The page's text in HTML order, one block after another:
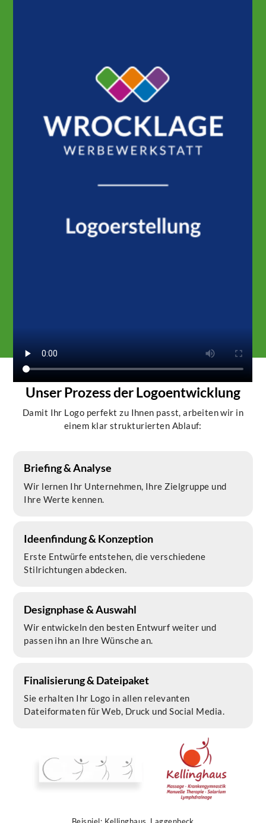
Unser Prozess der Logoentwicklung
Damit Ihr Logo perfekt zu Ihnen passt, arbeiten wir in
einem klar strukturierten Ablauf:
Briefing & Analyse
Wir lernen Ihr Unternehmen, Ihre Zielgruppe und
Ihre Werte kennen.
Ideenfindung & Konzeption
Erste Entwürfe entstehen, die verschiedene
Stilrichtungen abdecken.
Designphase & Auswahl
Wir entwickeln den besten Entwurf weiter und
passen ihn an Ihre Wünsche an.
Finalisierung & Dateipaket
Sie erhalten Ihr Logo in allen relevanten
Dateiformaten für Web, Druck und Social Media.